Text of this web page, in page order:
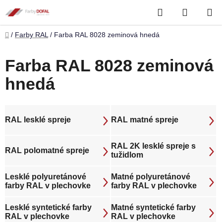
na
obsah
Hľadať
KOŠÍK
Domov
/ Farby RAL / Farba RAL 8028 zeminová hnedá
Farba RAL 8028 zeminová
hnedá
RAL lesklé spreje RAL matné spreje
RAL polomatné spreje
RAL 2K lesklé spreje s
tužidlom
Lesklé polyuretánové
farby RAL v plechovke
Matné polyuretánové
farby RAL v plechovke
Lesklé syntetické farby
RAL v plechovke
Matné syntetické farby
RAL v plechovke